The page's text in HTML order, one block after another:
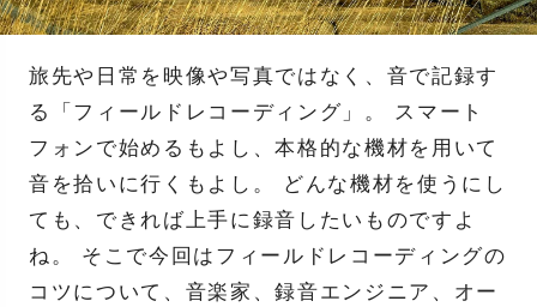
旅先や日常を映像や写真ではなく、音で記録す
る「フィールドレコーディング」。 スマート
フォンで始めるもよし、本格的な機材を用いて
音を拾いに行くもよし。 どんな機材を使うにし
ても、できれば上手に録音したいものですよ
ね。 そこで今回はフィールドレコーディングの
コツについて、音楽家、録音エンジニア、オー